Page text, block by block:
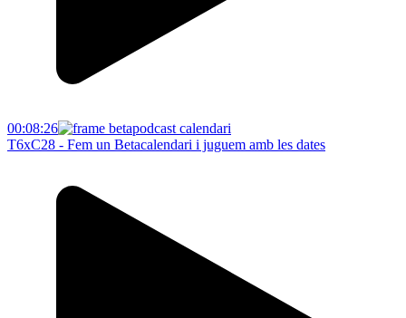
00:08:26
T6xC28 - Fem un Betacalendari i juguem amb les dates